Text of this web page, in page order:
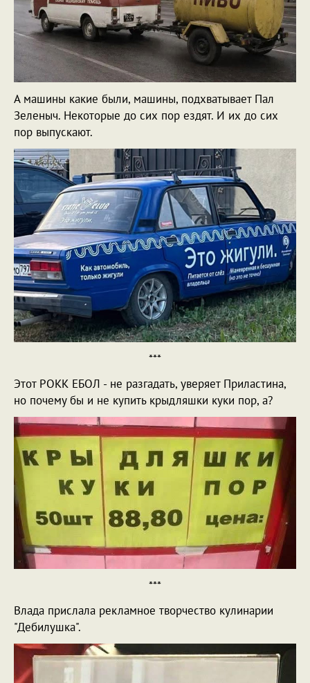
А машины какие были, машины, подхватывает Пал
Зеленыч. Некоторые до сих пор ездят. И их до сих
пор выпускают.
***
Этот РОКК ЕБОЛ - не разгадать, уверяет Приластина,
но почему бы и не купить крыдляшки куки пор, а?
***
Влада прислала рекламное творчество кулинарии
"Дебилушка".